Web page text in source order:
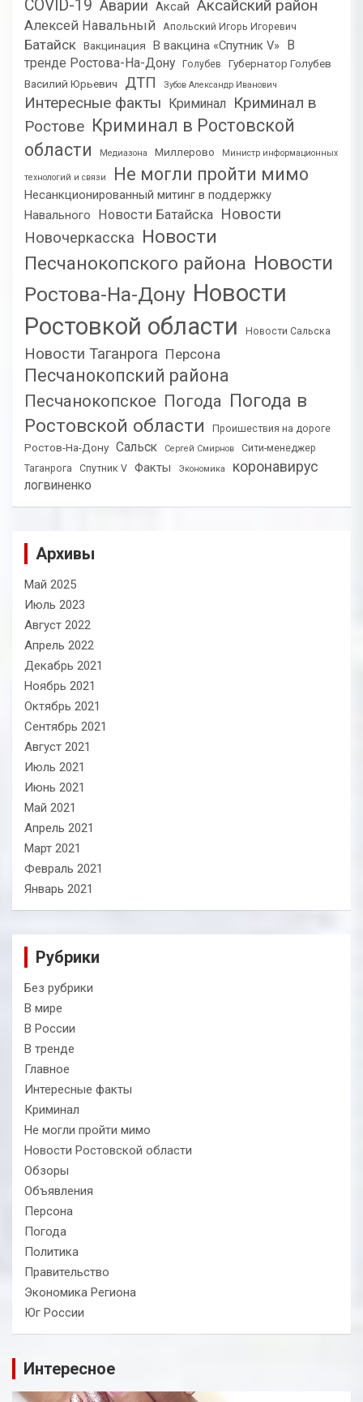
COVID-19 Аварии Аксай Аксайский район
Алексей Навальный Апольский Игорь Игоревич
Батайск Вакцинация В вакцина «Спутник V»
В
тренде Ростова-На-Дону
Голубев
Губернатор Голубев
Василий Юрьевич
ДТП Зубов Александр Иванович
Интересные факты Криминал
Криминал в
Ростове Криминал в Ростовской
области
Медиазона Миллерово Министр информационных
технологий и связи Не могли пройти мимо
Несанкционированный митинг в поддержку
Навального
Новости Батайска Новости
Новочеркасска Новости
Песчанокопского района Новости
Ростова-На-Дону Новости
Ростовкой области
Новости Сальска
Новости Таганрога Персона
Песчанокопский района
Песчанокопское Погода Погода в
Ростовской области
Проишествия на дороге
Ростов-На-Дону Сальск Сергей Смирнов
Сити-менеджер
Таганрога
Спутник V Факты Экономика коронавирус
логвиненко
Архивы
Май 2025
Июль 2023
Август 2022
Апрель 2022
Декабрь 2021
Ноябрь 2021
Октябрь 2021
Сентябрь 2021
Август 2021
Июль 2021
Июнь 2021
Май 2021
Апрель 2021
Март 2021
Февраль 2021
Январь 2021
Рубрики
Без рубрики
В мире
В России
В тренде
Главное
Интересные факты
Криминал
Не могли пройти мимо
Новости Ростовской области
Обзоры
Объявления
Персона
Погода
Политика
Правительство
Экономика Региона
Юг России
Интересное